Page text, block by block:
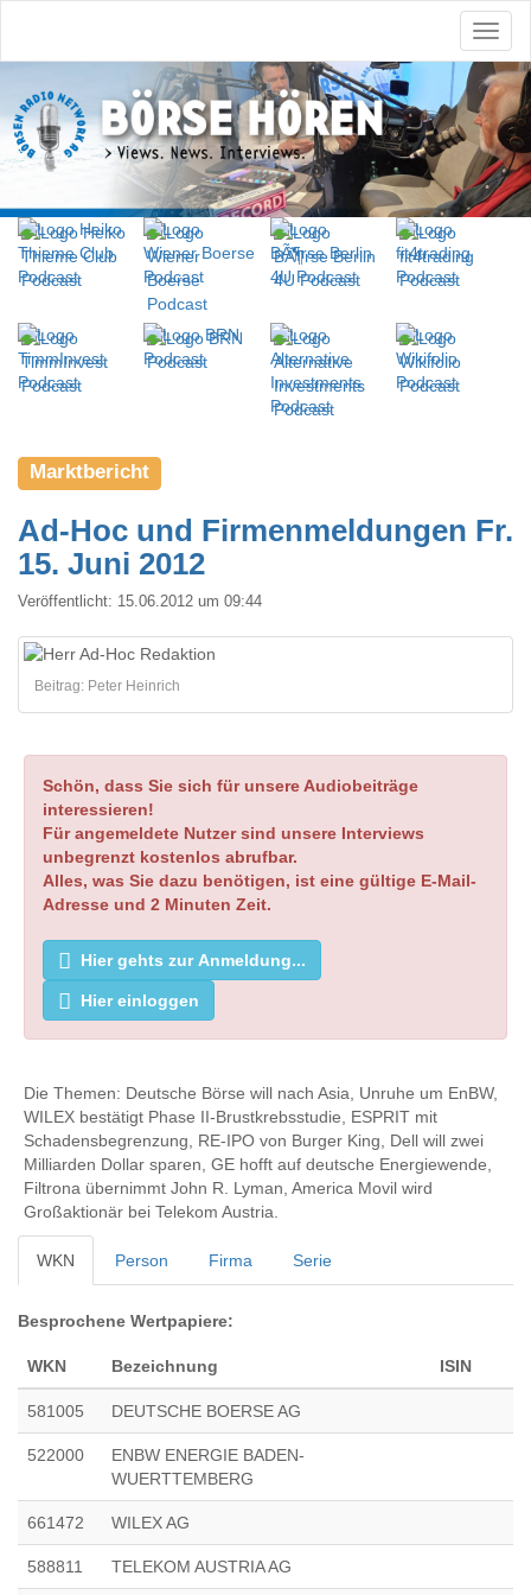
Marktbericht
Ad-Hoc und Firmenmeldungen Fr.
15. Juni 2012
Veröffentlicht: 15.06.2012 um 09:44
Beitrag: Peter Heinrich
Schön, dass Sie sich für unsere Audiobeiträge
interessieren!
Für angemeldete Nutzer sind unsere Interviews
unbegrenzt kostenlos abrufbar.
Alles, was Sie dazu benötigen, ist eine gültige E-Mail-
Adresse und 2 Minuten Zeit.
Hier gehts zur Anmeldung...
Hier einloggen
Die Themen: Deutsche Börse will nach Asia, Unruhe um EnBW,
WILEX bestätigt Phase II-Brustkrebsstudie, ESPRIT mit
Schadensbegrenzung, RE-IPO von Burger King, Dell will zwei
Milliarden Dollar sparen, GE hofft auf deutsche Energiewende,
Filtrona übernimmt John R. Lyman, America Movil wird
Großaktionär bei Telekom Austria.
WKN Person Firma Serie
Besprochene Wertpapiere:
WKN Bezeichnung ISIN
581005 DEUTSCHE BOERSE AG
522000
ENBW ENERGIE BADEN-
WUERTTEMBERG
661472 WILEX AG
588811 TELEKOM AUSTRIA AG